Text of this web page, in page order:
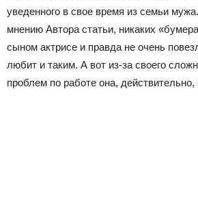
уведенного в свое время из семьи
мнению Автора статьи, никаких
сыном актрисе и правда не очень
любит и таким. А вот из-за своего
проблем по работе она, действительно,